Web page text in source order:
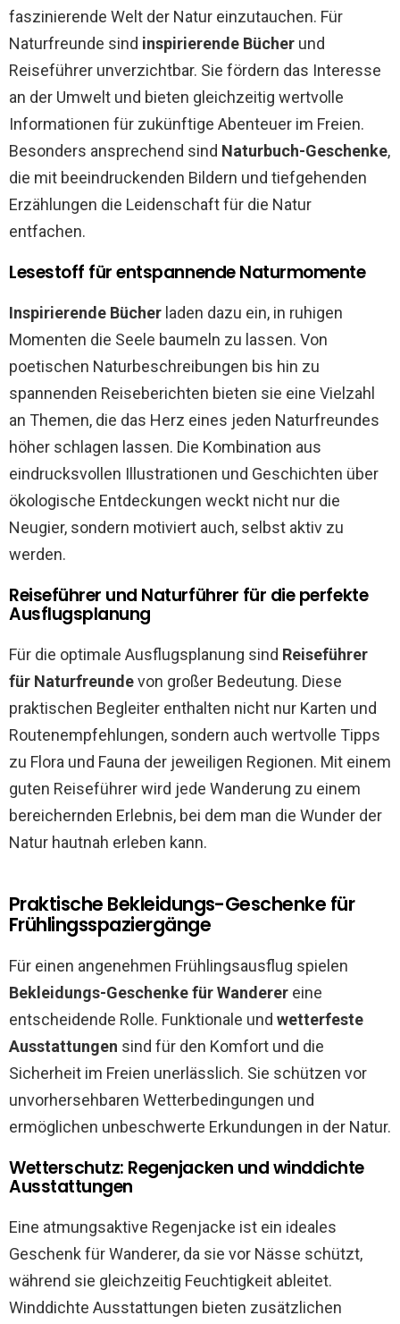
faszinierende Welt der Natur einzutauchen. Für
Naturfreunde sind inspirierende Bücher und
Reiseführer unverzichtbar. Sie fördern das Interesse
an der Umwelt und bieten gleichzeitig wertvolle
Informationen für zukünftige Abenteuer im Freien.
Besonders ansprechend sind Naturbuch-Geschenke,
die mit beeindruckenden Bildern und tiefgehenden
Erzählungen die Leidenschaft für die Natur
entfachen.
Lesestoff für entspannende Naturmomente
Inspirierende Bücher laden dazu ein, in ruhigen
Momenten die Seele baumeln zu lassen. Von
poetischen Naturbeschreibungen bis hin zu
spannenden Reiseberichten bieten sie eine Vielzahl
an Themen, die das Herz eines jeden Naturfreundes
höher schlagen lassen. Die Kombination aus
eindrucksvollen Illustrationen und Geschichten über
ökologische Entdeckungen weckt nicht nur die
Neugier, sondern motiviert auch, selbst aktiv zu
werden.
Reiseführer und Naturführer für die perfekte
Ausflugsplanung
Für die optimale Ausflugsplanung sind Reiseführer
für Naturfreundevon großer Bedeutung. Diese
praktischen Begleiter enthalten nicht nur Karten und
Routenempfehlungen, sondern auch wertvolle Tipps
zu Flora und Fauna der jeweiligen Regionen. Mit einem
guten Reiseführer wird jede Wanderung zu einem
bereichernden Erlebnis, bei dem man die Wunder der
Natur hautnah erleben kann.
Praktische Bekleidungs-Geschenke für
Frühlingsspaziergänge
Für einen angenehmen Frühlingsausflug spielen
Bekleidungs-Geschenke für Wanderer eine
entscheidende Rolle. Funktionale und wetterfeste
Ausstattungen sind für den Komfort und die
Sicherheit im Freien unerlässlich. Sie schützen vor
unvorhersehbaren Wetterbedingungen und
ermöglichen unbeschwerte Erkundungen in der Natur.
Wetterschutz: Regenjacken und winddichte
Ausstattungen
Eine atmungsaktive Regenjacke ist ein ideales
Geschenk für Wanderer, da sie vor Nässe schützt,
während sie gleichzeitig Feuchtigkeit ableitet.
Winddichte Ausstattungen bieten zusätzlichen